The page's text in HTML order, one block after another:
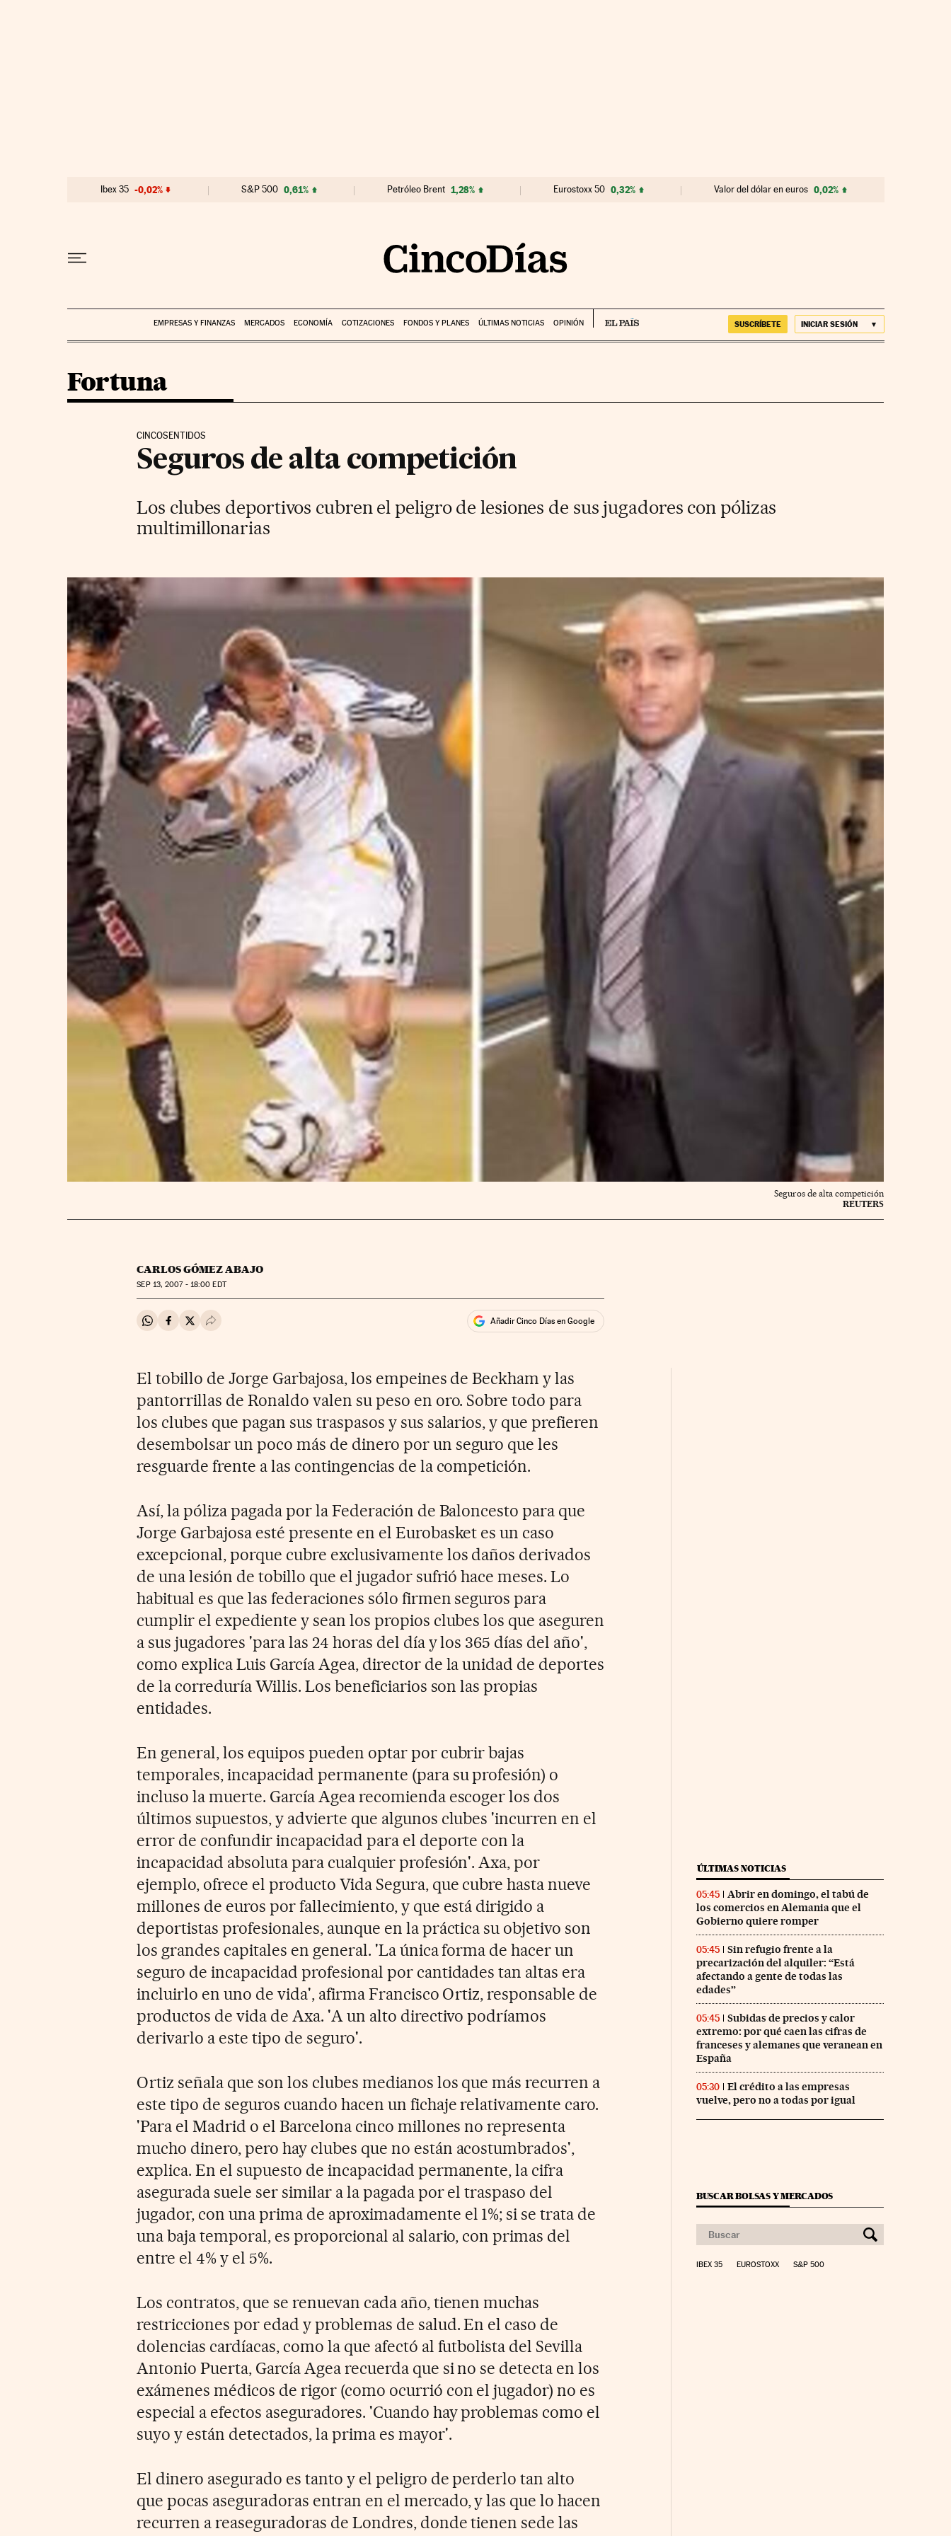
Ibex 35 -0,02% S&P 500 0,61% Petróleo Brent 1,28% Eurostoxx 50 0,32% Valor del dólar en euros 0,02%
EMPRESAS Y FINANZAS MERCADOS ECONOMÍA COTIZACIONES FONDOS Y PLANES ÚLTIMAS NOTICIAS OPINIÓN SUSCRÍBETE INICIAR SESIÓN
Fortuna
CINCOSENTIDOS
Seguros de alta competición
Los clubes deportivos cubren el peligro de lesiones de sus jugadores con pólizas
multimillonarias
Seguros de alta competición
REUTERS
CARLOS GÓMEZ ABAJO
SEP13, 2007 - 18:00 EDT
Compartir en Whatsapp
Compartir en Facebook
Compartir en Twitter
Desplegar Redes Sociales Añadir Cinco Días en Google
El tobillo de Jorge Garbajosa, los empeines de Beckham y las
pantorrillas de Ronaldo valen su peso en oro. Sobre todo para
los clubes que pagan sus traspasos y sus salarios, y que prefieren
desembolsar un poco más de dinero por un seguro que les
resguarde frente a las contingencias de la competición.
Así, la póliza pagada por la Federación de Baloncesto para que
Jorge Garbajosa esté presente en el Eurobasket es un caso
excepcional, porque cubre exclusivamente los daños derivados
de una lesión de tobillo que el jugador sufrió hace meses. Lo
habitual es que las federaciones sólo firmen seguros para
cumplir el expediente y sean los propios clubes los que aseguren
a sus jugadores 'para las 24 horas del día y los 365 días del año',
como explica Luis García Agea, director de la unidad de deportes
de la correduría Willis. Los beneficiarios son las propias
entidades.
En general, los equipos pueden optar por cubrir bajas
temporales, incapacidad permanente (para su profesión) o
incluso la muerte. García Agea recomienda escoger los dos
últimos supuestos, y advierte que algunos clubes 'incurren en el
error de confundir incapacidad para el deporte con la
incapacidad absoluta para cualquier profesión'. Axa, por
ejemplo, ofrece el producto Vida Segura, que cubre hasta nueve
millones de euros por fallecimiento, y que está dirigido a
deportistas profesionales, aunque en la práctica su objetivo son
los grandes capitales en general. 'La única forma de hacer un
seguro de incapacidad profesional por cantidades tan altas era
incluirlo en uno de vida', afirma Francisco Ortiz, responsable de
productos de vida de Axa. 'A un alto directivo podríamos
derivarlo a este tipo de seguro'.
Ortiz señala que son los clubes medianos los que más recurren a
este tipo de seguros cuando hacen un fichaje relativamente caro.
'Para el Madrid o el Barcelona cinco millones no representa
mucho dinero, pero hay clubes que no están acostumbrados',
explica. En el supuesto de incapacidad permanente, la cifra
asegurada suele ser similar a la pagada por el traspaso del
jugador, con una prima de aproximadamente el 1%; si se trata de
una baja temporal, es proporcional al salario, con primas del
entre el 4% y el 5%.
Los contratos, que se renuevan cada año, tienen muchas
restricciones por edad y problemas de salud. En el caso de
dolencias cardíacas, como la que afectó al futbolista del Sevilla
Antonio Puerta, García Agea recuerda que si no se detecta en los
exámenes médicos de rigor (como ocurrió con el jugador) no es
especial a efectos aseguradores. 'Cuando hay problemas como el
suyo y están detectados, la prima es mayor'.
El dinero asegurado es tanto y el peligro de perderlo tan alto
que pocas aseguradoras entran en el mercado, y las que lo hacen
recurren a reaseguradoras de Londres, donde tienen sede las
ÚLTIMAS NOTICIAS
05:45
Abrir en domingo, el tabú de
los comercios en Alemania que el
Gobierno quiere romper
05:45
Sin refugio frente a la
precarización del alquiler: “Está
afectando a gente de todas las
edades”
05:45
Subidas de precios y calor
extremo: por qué caen las cifras de
franceses y alemanes que veranean en
España
05:30
El crédito a las empresas
vuelve, pero no a todas por igual
BUSCAR BOLSAS Y MERCADOS
IBEX 35 EUROSTOXX S&P 500